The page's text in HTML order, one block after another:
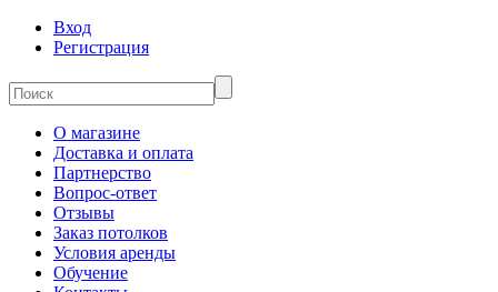
Вход
Регистрация
О магазине
Доставка и оплата
Партнерство
Вопрос-ответ
Отзывы
Заказ потолков
Условия аренды
Обучение